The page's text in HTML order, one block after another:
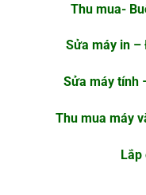
Thu mua-
Sửa máy in –
Sửa máy tính
Thu mua máy
Lắp